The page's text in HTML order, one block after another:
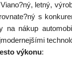
letný,
s
na nákup
výkonu: